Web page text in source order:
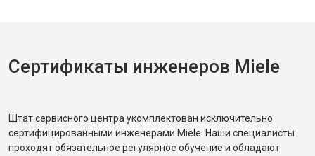
Сертификаты инженеров Miele
Штат сервисного центра укомплектован исключительно
сертифицированными инженерами Miele. Наши специалисты
проходят обязательное регулярное обучение и обладают